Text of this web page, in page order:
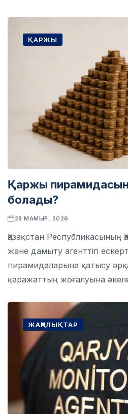
ҚАРЖЫ
Қаржы пирамидасын
болады?
28 МАМЫР, 2026
Қазақстан Республикасының
және дамыту агенттігі
пирамидаларына қатысу
қаражаттың жоғалуына
ЖАҢАЛЫҚТАР